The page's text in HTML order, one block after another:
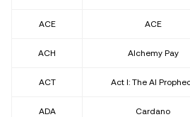
ACE ACE
ACH Alchemy Pay
ACT Act I: The AI
ADA Cardano